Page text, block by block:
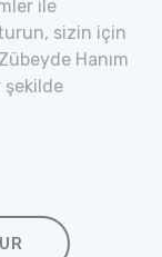
ile
sizin için
Hanım
şekilde